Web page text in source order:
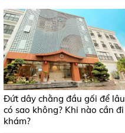
Đứt dây chằng đầu gối để lâu
có sao không? Khi nào cần đi
khám?